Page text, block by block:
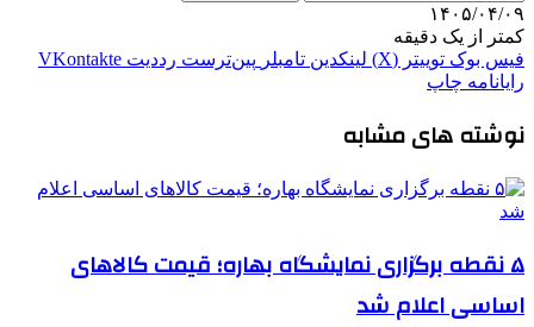
۱۴۰۵/۰۴/۰۹
کمتر از یک دقیقه
فیس بوک توییتر (X) لینکدین ‫تامبلر ‫پین‌ترست ‫رددیت ‫VKontakte
رایانامه چاپ
نوشته های مشابه
۵ نقطه برگزاری نمایشگاه بهاره؛ قیمت کالاهای
اساسی اعلام شد